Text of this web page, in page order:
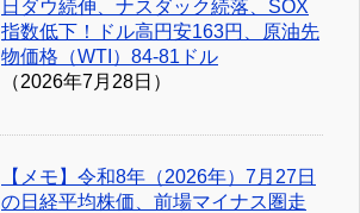
日ダウ続伸、ナスダック続落、SOX
指数低下！ドル高円安163円、原油先
物価格（WTI）84-81ドル
（2026年7月28日）
【メモ】令和8年（2026年）7月27日
の日経平均株価、前場マイナス圏走